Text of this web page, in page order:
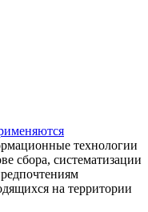
технологии
сбора, систематизации
на территории